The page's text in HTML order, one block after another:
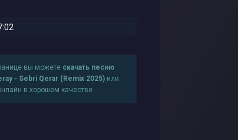
вы можете скачать песню
- Sebri Qerar (Remix 2025) или
в хорошем качестве